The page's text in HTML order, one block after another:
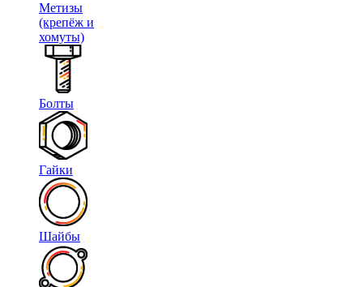
Метизы
(крепёж и
хомуты)
Болты
Гайки
Шайбы